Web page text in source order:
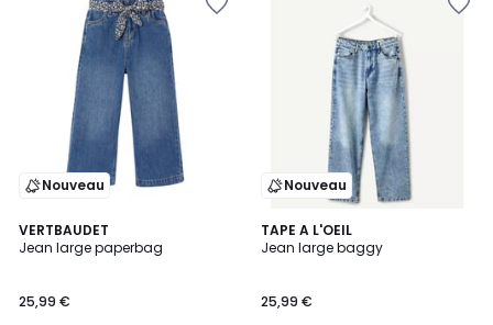
Nouveau
VERTBAUDET
Jean large paperbag
25,99 €
2
Couleurs
Nouveau
TAPE A L'OEIL
Jean large baggy
25,99 €